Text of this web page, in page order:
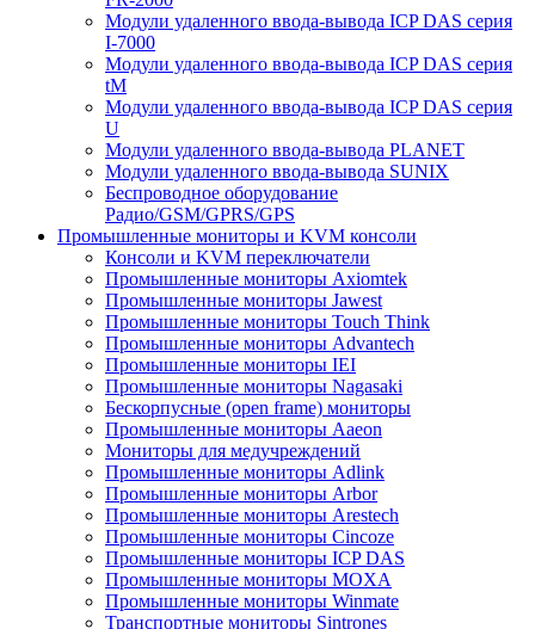
Модули удаленного ввода-вывода ICP DAS серия
I-7000
Модули удаленного ввода-вывода ICP DAS серия
tM
Модули удаленного ввода-вывода ICP DAS серия
U
Модули удаленного ввода-вывода PLANET
Модули удаленного ввода-вывода SUNIX
Беспроводное оборудование
Радио/GSM/GPRS/GPS
Промышленные мониторы и KVM консоли
Консоли и KVM переключатели
Промышленные мониторы Axiomtek
Промышленные мониторы Jawest
Промышленные мониторы Touch Think
Промышленные мониторы Advantech
Промышленные мониторы IEI
Промышленные мониторы Nagasaki
Бескорпусные (open frame) мониторы
Промышленные мониторы Aaeon
Мониторы для медучреждений
Промышленные мониторы Adlink
Промышленные мониторы Arbor
Промышленные мониторы Arestech
Промышленные мониторы Cincoze
Промышленные мониторы ICP DAS
Промышленные мониторы MOXA
Промышленные мониторы Winmate
Транспортные мониторы Sintrones